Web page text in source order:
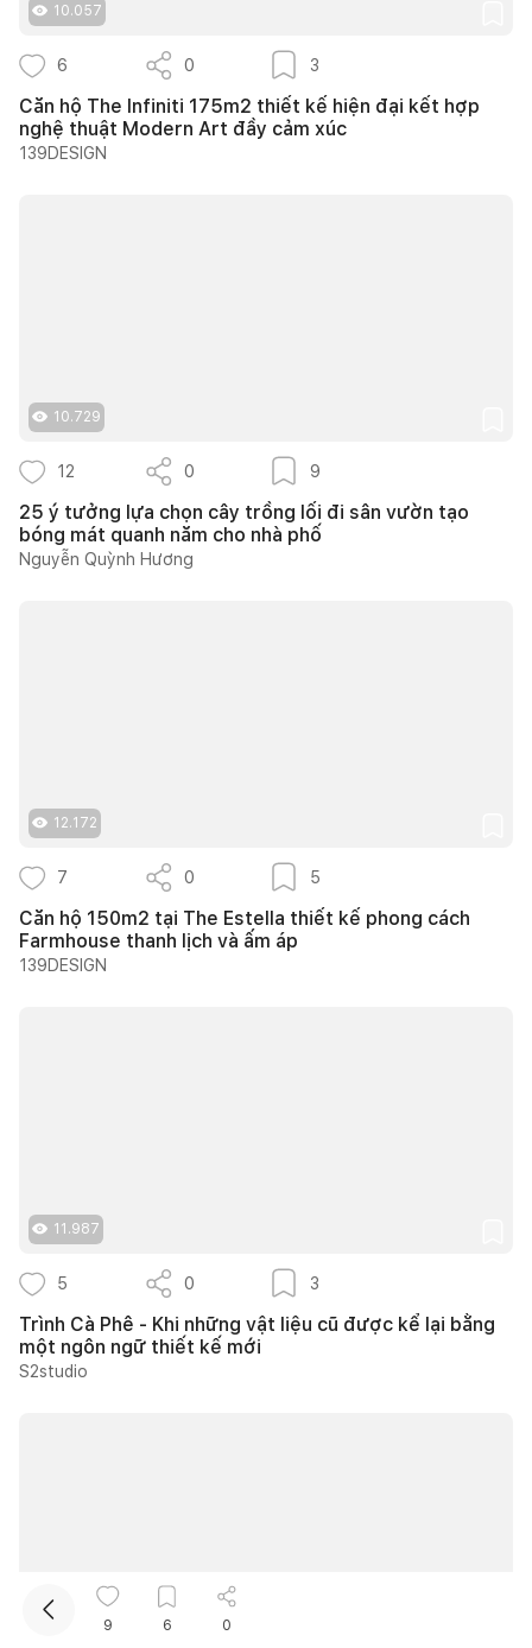
10.057
6 0 3
Căn hộ The Infiniti 175m2 thiết kế hiện đại kết hợp
nghệ thuật Modern Art đầy cảm xúc
139DESIGN
10.729
12 0 9
25 ý tưởng lựa chọn cây trồng lối đi sân vườn tạo
bóng mát quanh năm cho nhà phố
Nguyễn Quỳnh Hương
12.172
7 0 5
Căn hộ 150m2 tại The Estella thiết kế phong cách
Farmhouse thanh lịch và ấm áp
139DESIGN
11.987
5 0 3
Trình Cà Phê - Khi những vật liệu cũ được kể lại bằng
một ngôn ngữ thiết kế mới
S2studio
9 6 0